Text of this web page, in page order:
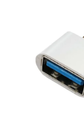
hvězdiček.